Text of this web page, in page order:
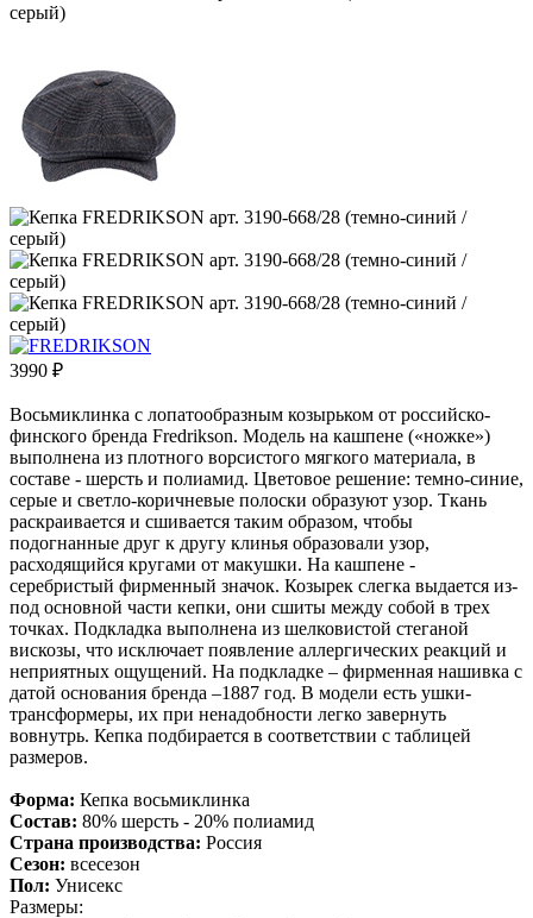
3990 ₽
Восьмиклинка с лопатообразным козырьком от российско-
финского бренда Fredrikson. Модель на кашпене («ножке»)
выполнена из плотного ворсистого мягкого материала, в
составе - шерсть и полиамид. Цветовое решение: темно-синие,
серые и светло-коричневые полоски образуют узор. Ткань
раскраивается и сшивается таким образом, чтобы
подогнанные друг к другу клинья образовали узор,
расходящийся кругами от макушки. На кашпене -
серебристый фирменный значок. Козырек слегка выдается из-
под основной части кепки, они сшиты между собой в трех
точках. Подкладка выполнена из шелковистой стеганой
вискозы, что исключает появление аллергических реакций и
неприятных ощущений. На подкладке – фирменная нашивка с
датой основания бренда –1887 год. В модели есть ушки-
трансформеры, их при ненадобности легко завернуть
вовнутрь. Кепка подбирается в соответствии с таблицей
размеров.
Форма: Кепка восьмиклинка
Состав: 80% шерсть - 20% полиамид
Страна производства: Россия
Сезон: всесезон
Пол: Унисекс
Размеры: